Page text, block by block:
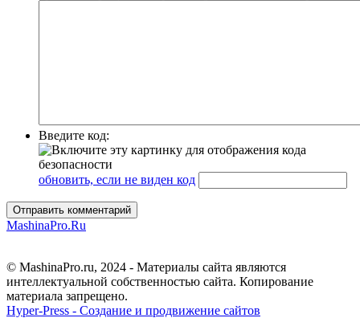
Введите код:
обновить, если не виден код
Отправить комментарий
MashinaPro.Ru
© MashinaPro.ru, 2024 - Материалы сайта являются
интеллектуальной собственностью сайта. Копирование
материала запрещено.
Hyper-Press - Создание и продвижение сайтов